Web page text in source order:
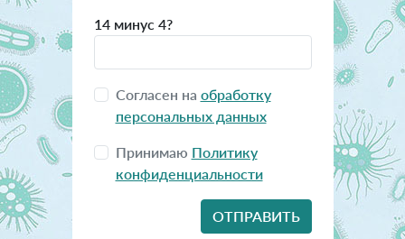
14 минус 4?
Согласен на обработку
персональных данных
Принимаю Политику
конфиденциальности